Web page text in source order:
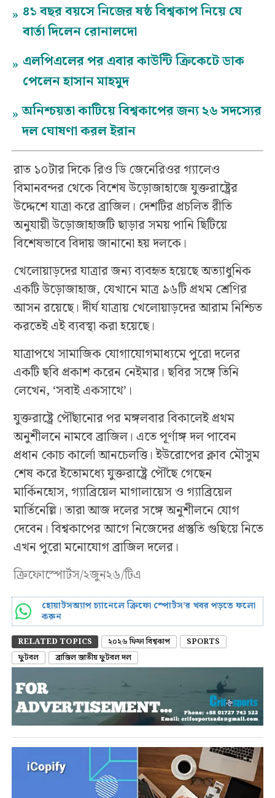
» ৪১ বছর বয়সে নিজের ষষ্ঠ বিশ্বকাপ নিয়ে যে
বার্তা দিলেন রোনালদো
» এলপিএলের পর এবার কাউন্টি ক্রিকেটে ডাক
পেলেন হাসান মাহমুদ
» অনিশ্চয়তা কাটিয়ে বিশ্বকাপের জন্য ২৬ সদস্যের
দল ঘোষণা করল ইরান
রাত ১০টার দিকে রিও ডি জেনেরিওর গ্যালেও
বিমানবন্দর থেকে বিশেষ উড়োজাহাজে যুক্তরাষ্ট্রের
উদ্দেশে যাত্রা করে ব্রাজিল। দেশটির প্রচলিত রীতি
অনুযায়ী উড়োজাহাজটি ছাড়ার সময় পানি ছিটিয়ে
বিশেষভাবে বিদায় জানানো হয় দলকে।
খেলোয়াড়দের যাত্রার জন্য ব্যবহৃত হয়েছে অত্যাধুনিক
একটি উড়োজাহাজ, যেখানে মাত্র ৯৬টি প্রথম শ্রেণির
আসন রয়েছে। দীর্ঘ যাত্রায় খেলোয়াড়দের আরাম নিশ্চিত
করতেই এই ব্যবস্থা করা হয়েছে।
যাত্রাপথে সামাজিক যোগাযোগমাধ্যমে পুরো দলের
একটি ছবি প্রকাশ করেন নেইমার। ছবির সঙ্গে তিনি
লেখেন, ‘সবাই একসাথে’।
যুক্তরাষ্ট্রে পৌঁছানোর পর মঙ্গলবার বিকালেই প্রথম
অনুশীলনে নামবে ব্রাজিল। এতে পূর্ণাঙ্গ দল পাবেন
প্রধান কোচ কার্লো আনচেলত্তি। ইউরোপের ক্লাব মৌসুম
শেষ করে ইতোমধ্যে যুক্তরাষ্ট্রে পৌঁছে গেছেন
মার্কিনহোস, গ্যাব্রিয়েল মাগালায়েস ও গ্যাব্রিয়েল
মার্তিনেল্লি। তারা আজ দলের সঙ্গে অনুশীলনে যোগ
দেবেন। বিশ্বকাপের আগে নিজেদের প্রস্তুতি গুছিয়ে নিতে
এখন পুরো মনোযোগ ব্রাজিল দলের।
ক্রিফোস্পোর্টস/২জুন২৬/টিএ
হোয়াটসঅ্যাপ চ্যানেলে ক্রিফো স্পোর্টস’র খবর পড়তে ফলো
করুন
RELATED TOPICS ২০২৬ ফিফা বিশ্বকাপ
SPORTS
ফুটবল
ব্রাজিল জাতীয় ফুটবল দল